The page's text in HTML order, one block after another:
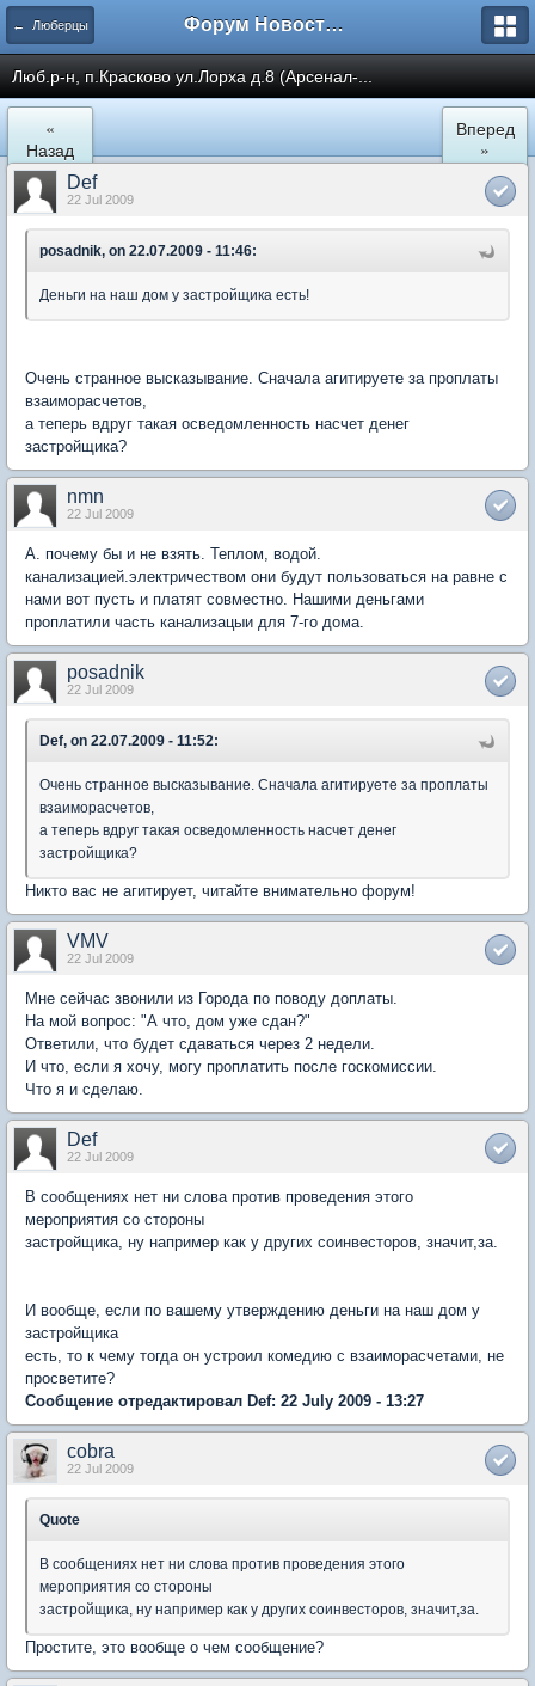
← Люберцы Форум Новостройки
Люб.р-н, п.Красково ул.Лорха д.8 (Арсенал-...
«
Назад
Вперед
»
Def
22 Jul 2009
posadnik, on 22.07.2009 - 11:46:
Деньги на наш дом у застройщика есть!
Очень странное высказывание. Сначала агитируете за проплаты
взаиморасчетов,
а теперь вдруг такая осведомленность насчет денег
застройщика?
nmn
22 Jul 2009
А. почему бы и не взять. Теплом, водой.
канализацией.электричеством они будут пользоваться на равне с
нами вот пусть и платят совместно. Нашими деньгами
проплатили часть канализацыи для 7-го дома.
posadnik
22 Jul 2009
Def, on 22.07.2009 - 11:52:
Очень странное высказывание. Сначала агитируете за проплаты
взаиморасчетов,
а теперь вдруг такая осведомленность насчет денег
застройщика?
Никто вас не агитирует, читайте внимательно форум!
VMV
22 Jul 2009
Мне сейчас звонили из Города по поводу доплаты.
На мой вопрос: "А что, дом уже сдан?"
Ответили, что будет сдаваться через 2 недели.
И что, если я хочу, могу проплатить после госкомиссии.
Что я и сделаю.
Def
22 Jul 2009
В сообщениях нет ни слова против проведения этого
мероприятия со стороны
застройщика, ну например как у других соинвесторов, значит,за.
И вообще, если по вашему утверждению деньги на наш дом у
застройщика
есть, то к чему тогда он устроил комедию с взаиморасчетами, не
просветите?
Сообщение отредактировал Def: 22 July 2009 - 13:27
cobra
22 Jul 2009
Quote
В сообщениях нет ни слова против проведения этого
мероприятия со стороны
застройщика, ну например как у других соинвесторов, значит,за.
Простите, это вообще о чем сообщение?